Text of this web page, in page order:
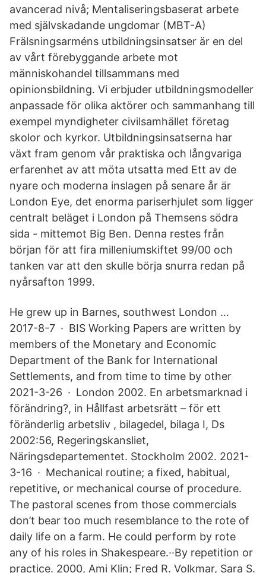
avancerad nivå; Mentaliseringsbaserat arbete
med självskadande ungdomar (MBT-A)
Frälsningsarméns utbildningsinsatser är en del
av vårt förebyggande arbete mot
människohandel tillsammans med
opinionsbildning. Vi erbjuder utbildningsmodeller
anpassade för olika aktörer och sammanhang till
exempel myndigheter civilsamhället företag
skolor och kyrkor. Utbildningsinsatserna har
växt fram genom vår praktiska och långvariga
erfarenhet av att möta utsatta med Ett av de
nyare och moderna inslagen på senare år är
London Eye, det enorma pariserhjulet som ligger
centralt beläget i London på Themsens södra
sida - mittemot Big Ben. Denna restes från
början för att fira milleniumskiftet 99/00 och
tanken var att den skulle börja snurra redan på
nyårsafton 1999.
He grew up in Barnes, southwest London …
2017-8-7 · BIS Working Papers are written by
members of the Monetary and Economic
Department of the Bank for International
Settlements, and from time to time by other
2021-3-26 · London 2002. En arbetsmarknad i
förändring?, in Hållfast arbetsrätt – för ett
föränderlig arbetsliv , bilagedel, bilaga I, Ds
2002:56, Regeringskansliet,
Näringsdepartementet. Stockholm 2002. 2021-
3-16 · Mechanical routine; a fixed, habitual,
repetitive, or mechanical course of procedure.
The pastoral scenes from those commercials
don’t bear too much resemblance to the rote of
daily life on a farm. He could perform by rote
any of his roles in Shakespeare.··By repetition or
practice. 2000, Ami Klin; Fred R. Volkmar, Sara S.